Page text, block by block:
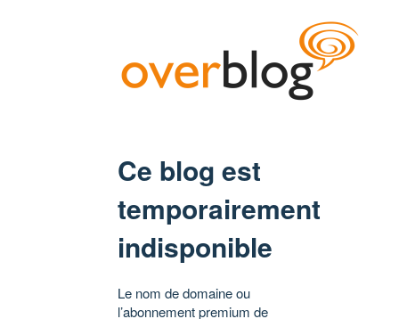
Ce blog est
temporairement
indisponible
Le nom de domaine ou
l’abonnement premium de